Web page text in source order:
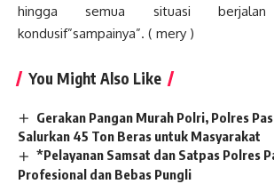
hingga semua situasi
kondusif”sampainya”. ( mery )
You Might Also Like
Gerakan Pangan Murah Polri, Polres
Salurkan 45 Ton Beras untuk Masyarakat
*Pelayanan Samsat dan Satpas Polres
Profesional dan Bebas Pungli